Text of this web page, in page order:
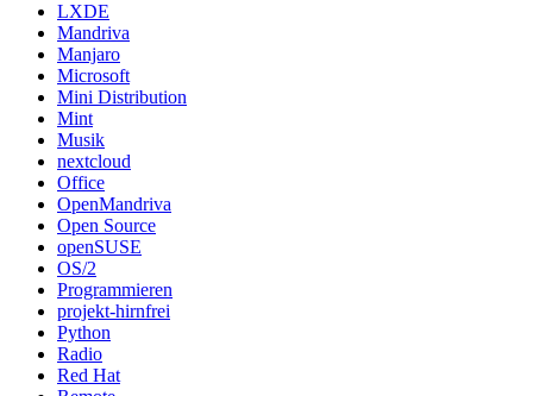
LXDE
Mandriva
Manjaro
Microsoft
Mini Distribution
Mint
Musik
nextcloud
Office
OpenMandriva
Open Source
openSUSE
OS/2
Programmieren
projekt-hirnfrei
Python
Radio
Red Hat